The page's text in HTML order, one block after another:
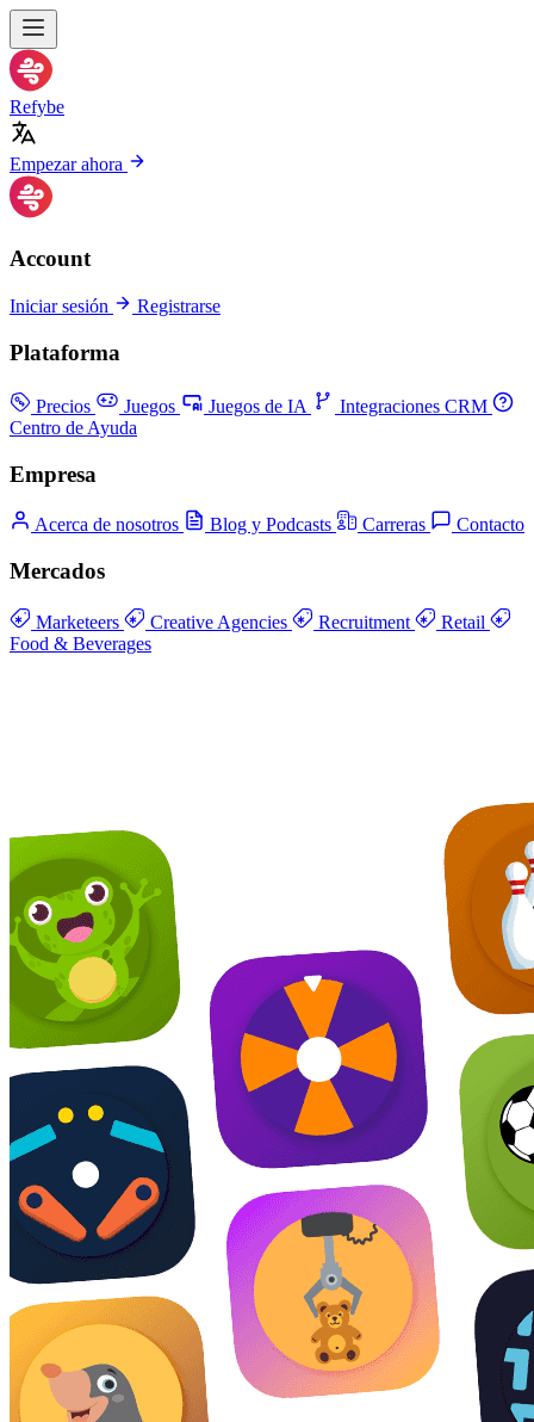
Refybe
Empezar ahora
Account
Iniciar sesión Registrarse
Plataforma
Precios Juegos Juegos de IA
Integraciones CRM
Centro de Ayuda
Empresa
Acerca de nosotros Blog y Podcasts Carreras Contacto
Mercados
Marketeers Creative Agencies Recruitment
Retail
Food & Beverages